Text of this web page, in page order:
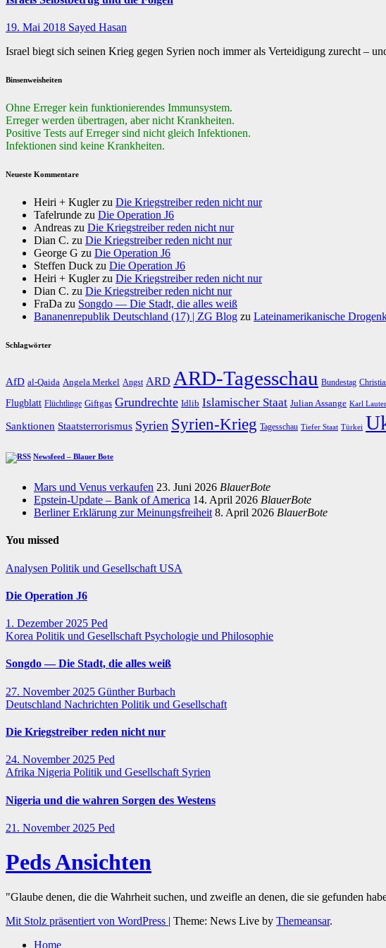
19. Mai 2018 Sayed Hasan
Israel biegt sich seinen Krieg gegen Syrien noch immer als Verteidigung zurecht –
Binsenweisheiten
Ohne Erreger kein funktionierendes Immunsystem.
Erreger werden übertragen, aber nicht Krankheiten.
Positive Tests auf Erreger sind nicht gleich Infektionen.
Infektionen sind keine Krankheiten.
Neueste Kommentare
Heiri + Kuglerzu Die Kriegstreiber reden nicht nur
Tafelrunde zu Die Operation J6
Andreas zu Die Kriegstreiber reden nicht nur
Dian C. zu Die Kriegstreiber reden nicht nur
George G zu Die Operation J6
Steffen Duck zu Die Operation J6
Heiri + Kuglerzu Die Kriegstreiber reden nicht nur
Dian C. zu Die Kriegstreiber reden nicht nur
FraDa zu Songdo — Die Stadt, die alles weiß
Bananenrepublik Deutschland (17) | ZG Blog zu Lateinamerikanische
Schlagwörter
AfD al-Qaida Angela Merkel Angst ARD ARD-Tagesschau Bundestag
Flugblatt Flüchtlinge Giftgas Grundrechte Idlib Islamischer Staat Julian Assange Karl
Sanktionen Staatsterrorismus Syrien Syrien-Krieg Tagesschau Tiefer Staat Türkei
Newsfeed – Blauer Bote
Mars und Venus verkaufen 23. Juni 2026 BlauerBote
Epstein-Update – Bank of America 14. April 2026 BlauerBote
Berliner Erklärung zur Meinungsfreiheit 8. April 2026 BlauerBote
You missed
Analysen Politik und Gesellschaft USA
Die Operation J6
1. Dezember 2025 Ped
Korea Politik und Gesellschaft Psychologie und Philosophie
Songdo — Die Stadt, die alles weiß
27. November 2025 Günther Burbach
Deutschland Nachrichten Politik und Gesellschaft
Die Kriegstreiber reden nicht nur
24. November 2025 Ped
Afrika Nigeria Politik und Gesellschaft Syrien
Nigeria und die wahren Sorgen des Westens
21. November 2025 Ped
Peds Ansichten
"Glaube denen, die die Wahrheit suchen, und zweifle an denen, die sie gefunden
Mit Stolz präsentiert von WordPress | Theme: News Live by Themeansar.
Home